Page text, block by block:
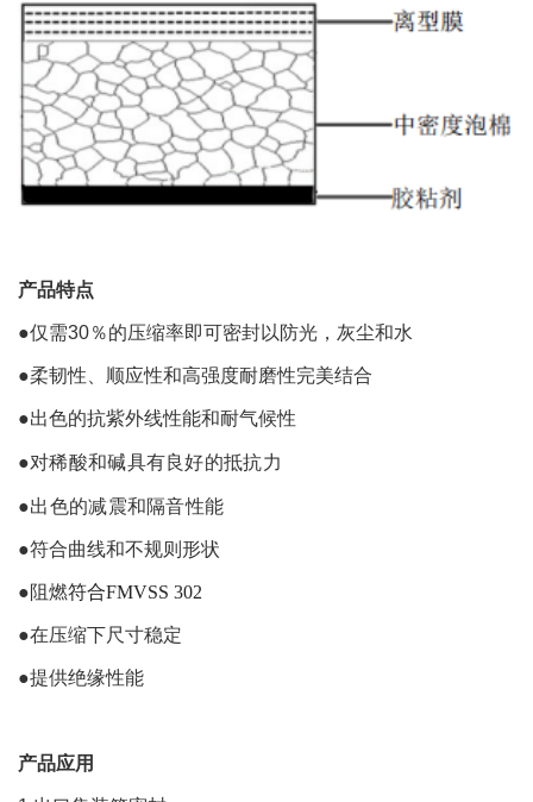
产品特点
●仅需30％的压缩率即可密封以防光，灰尘和水
●柔韧性、顺应性和高强度耐磨性完美结合
●出色的抗紫外线性能和耐气候性
●对稀酸和碱具有良好的抵抗力
●出色的减震和隔音性能
●符合曲线和不规则形状
●阻燃符合FMVSS 302
●在压缩下尺寸稳定
●提供绝缘性能
产品应用